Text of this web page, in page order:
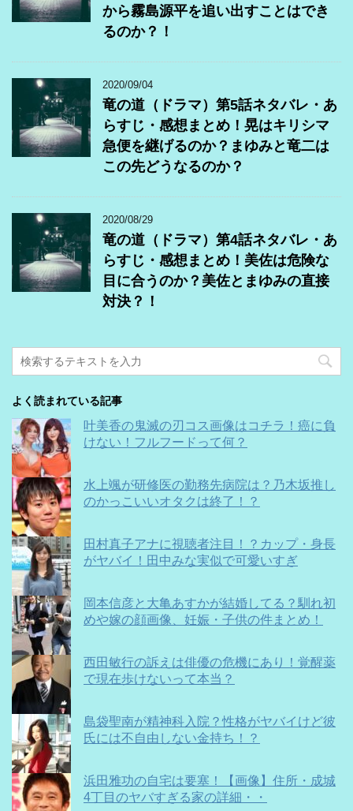
から霧島源平を追い出すことはでき
るのか？！
2020/09/04
竜の道（ドラマ）第5話ネタバレ・あ
らすじ・感想まとめ！晃はキリシマ
急便を継げるのか？まゆみと竜二は
この先どうなるのか？
2020/08/29
竜の道（ドラマ）第4話ネタバレ・あ
らすじ・感想まとめ！美佐は危険な
目に合うのか？美佐とまゆみの直接
対決？！
よく読まれている記事
叶美香の鬼滅の刃コス画像はコチラ！癌に負
けない！フルフードって何？
水上颯が研修医の勤務先病院は？乃木坂推し
のかっこいいオタクは終了！？
田村真子アナに視聴者注目！？カップ・身長
がヤバイ！田中みな実似で可愛いすぎ
岡本信彦と大亀あすかが結婚してる？馴れ初
めや嫁の顔画像、妊娠・子供の件まとめ！
西田敏行の訴えは俳優の危機にあり！覚醒薬
で現在歩けないって本当？
島袋聖南が精神科入院？性格がヤバイけど彼
氏には不自由しない金持ち！？
浜田雅功の自宅は要塞！【画像】住所・成城
4丁目のヤバすぎる家の詳細・・